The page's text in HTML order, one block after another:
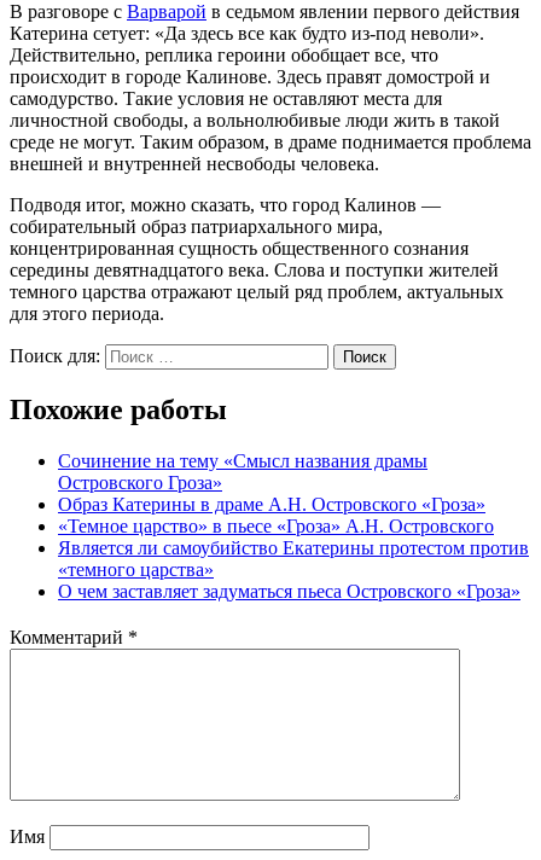
В разговоре с Варварой в седьмом явлении первого действия
Катерина сетует: «Да здесь все как будто из-под неволи».
Действительно, реплика героини обобщает все, что
происходит в городе Калинове. Здесь правят домострой и
самодурство. Такие условия не оставляют места для
личностной свободы, а вольнолюбивые люди жить в такой
среде не могут. Таким образом, в драме поднимается проблема
внешней и внутренней несвободы человека.
Подводя итог, можно сказать, что город Калинов —
собирательный образ патриархального мира,
концентрированная сущность общественного сознания
середины девятнадцатого века. Слова и поступки жителей
темного царства отражают целый ряд проблем, актуальных
для этого периода.
Поиск для: Поиск
Похожие работы
Сочинение на тему «Смысл названия драмы
Островского Гроза»
Образ Катерины в драме А.Н. Островского «Гроза»
«Темное царство» в пьесе «Гроза» А.Н. Островского
Является ли самоубийство Екатерины протестом против
«темного царства»
О чем заставляет задуматься пьеса Островского «Гроза»
Комментарий *
Имя